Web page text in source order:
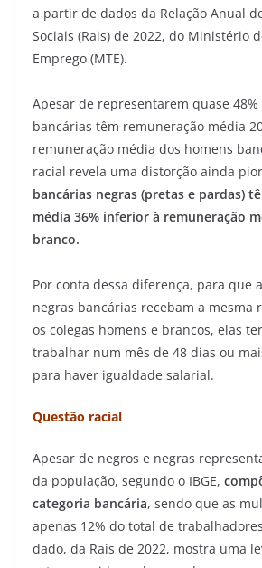
a partir de dados da Relação Anual
Sociais (Rais) de 2022, do Ministério
Emprego (MTE).
Apesar de representarem quase
bancárias têm remuneração média
remuneração média dos homens
racial revela uma distorção ainda
bancárias negras (pretas e pardas)
média 36% inferior à remuneração
branco.
Por conta dessa diferença, para que
negras bancárias recebam a mesma
os colegas homens e brancos, elas
trabalhar num mês de 48 dias ou
para haver igualdade salarial.
Questão racial
Apesar de negros e negras
da população, segundo o IBGE,
categoria bancária, sendo que as
apenas 12% do total de
dado, da Rais de 2022, mostra uma